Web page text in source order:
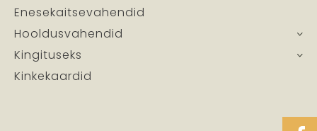
Enesekaitsevahendid
Hooldusvahendid
Kingituseks
Kinkekaardid